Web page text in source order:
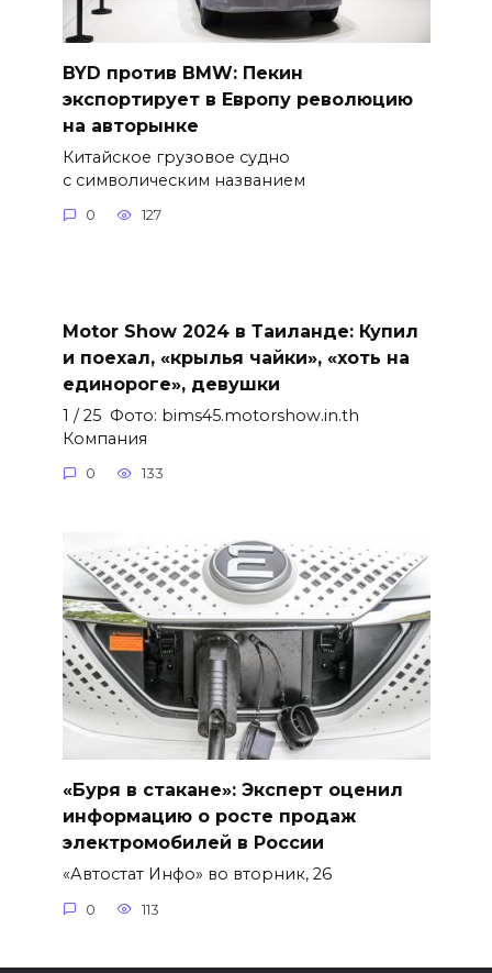
BYD против BMW: Пекин
экспортирует в Европу революцию
на авторынке
Китайское грузовое судно
с символическим названием
0 127
Motor Show 2024 в Таиланде: Купил
и поехал, «крылья чайки», «хоть на
единороге», девушки
1 / 25 Фото: bims45.motorshow.in.th
Компания
0 133
«Буря в стакане»: Эксперт оценил
информацию о росте продаж
электромобилей в России
«Автостат Инфо» во вторник, 26
0 113